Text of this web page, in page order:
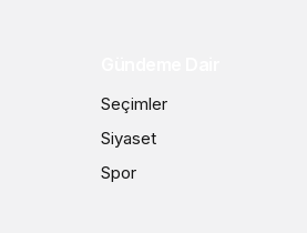
Seçimler
Siyaset
Spor